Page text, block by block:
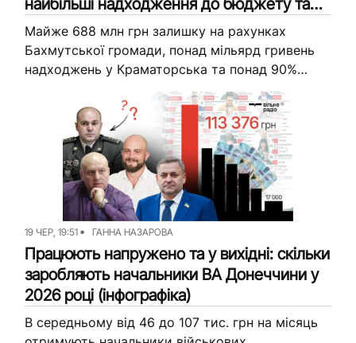
резерви
Майже 688 млн грн залишку на рахунках
Бахмутської громади, понад мільярд гривень
надходжень у Краматорська та понад 90%
державних коштів у бюджетах окремих
громад. Так виглядає фінансова карта
Донеччини станом...
19 ЧЕР, 19:51 ГАННА НАЗАРОВА
Працюють напружено та у вихідні: скільки
заробляють начальники ВА Донеччини у
2026 році (інфографіка)
В середньому від 46 до 107 тис. грн на місяць